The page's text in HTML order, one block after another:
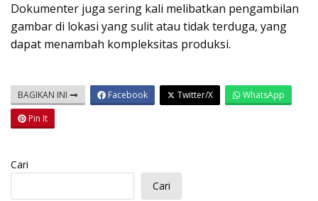
Dokumenter juga sering kali melibatkan pengambilan
gambar di lokasi yang sulit atau tidak terduga, yang
dapat menambah kompleksitas produksi.
BAGIKAN INI Facebook Twitter/X
WhatsApp
Pin It
Cari
Cari